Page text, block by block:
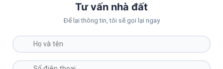
Tư vấn nhà đất
Để lại thông tin, tôi sẽ gọi lại ngay